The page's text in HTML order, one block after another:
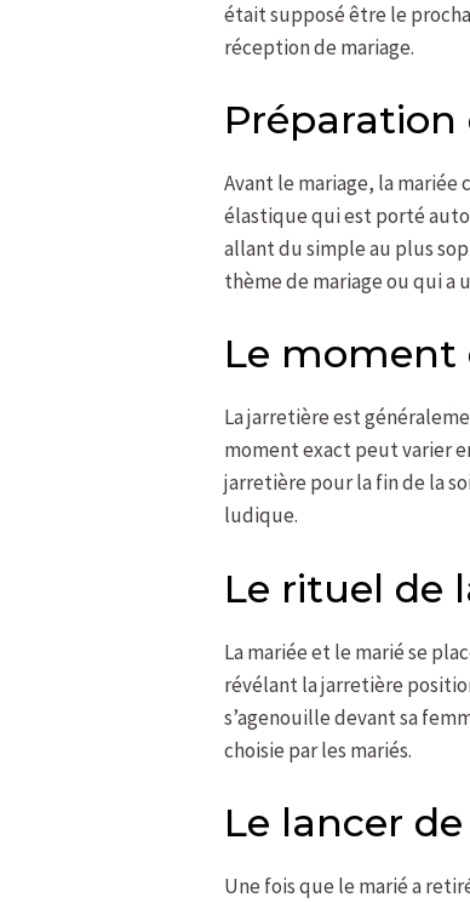
était supposé être le
réception de mariage.
Préparation
Avant le mariage, la mariée
élastique qui est porté
allant du simple au plus
thème de mariage ou qui a
Le moment
La jarretière est
moment exact peut varier
jarretière pour la fin de la
ludique.
Le rituel de
La mariée et le marié se
révélant la jarretière
s’agenouille devant sa
choisie par les mariés.
Le lancer
Une fois que le marié a